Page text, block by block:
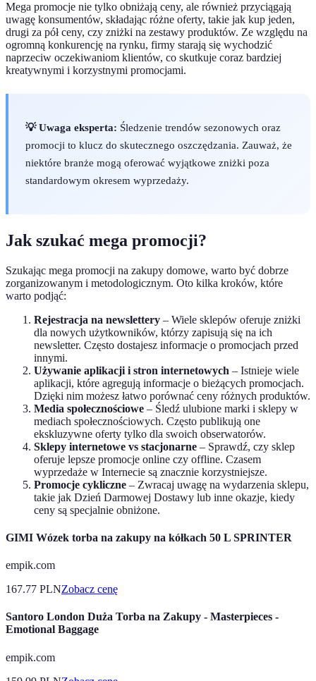
Mega promocje nie tylko obniżają ceny, ale również przyciągają
uwagę konsumentów, składając różne oferty, takie jak kup jeden,
drugi za pół ceny, czy zniżki na zestawy produktów. Ze względu na
ogromną konkurencję na rynku, firmy starają się wychodzić
naprzeciw oczekiwaniom klientów, co skutkuje coraz bardziej
kreatywnymi i korzystnymi promocjami.
💡 Uwaga eksperta: Śledzenie trendów sezonowych oraz
promocji to klucz do skutecznego oszczędzania. Zauważ, że
niektóre branże mogą oferować wyjątkowe zniżki poza
standardowym okresem wyprzedaży.
Jak szukać mega promocji?
Szukając mega promocji na zakupy domowe, warto być dobrze
zorganizowanym i metodologicznym. Oto kilka kroków, które
warto podjąć:
Rejestracja na newslettery – Wiele sklepów oferuje zniżki
dla nowych użytkowników, którzy zapisują się na ich
newsletter. Często dostajesz informacje o promocjach przed
innymi.
Używanie aplikacji i stron internetowych – Istnieje wiele
aplikacji, które agregują informacje o bieżących promocjach.
Dzięki nim możesz łatwo porównać ceny różnych produktów.
Media społecznościowe – Śledź ulubione marki i sklepy w
mediach społecznościowych. Często publikują one
ekskluzywne oferty tylko dla swoich obserwatorów.
Sklepy internetowe vs stacjonarne – Sprawdź, czy sklep
oferuje lepsze promocje online czy offline. Czasem
wyprzedaże w Internecie są znacznie korzystniejsze.
Promocje cykliczne – Zwracaj uwagę na wydarzenia sklepu,
takie jak Dzień Darmowej Dostawy lub inne okazje, kiedy
ceny są specjalnie obniżone.
GIMI Wózek torba na zakupy na kółkach 50 L SPRINTER
empik.com
167.77 PLNZobacz cenę
Santoro London Duża Torba na Zakupy - Masterpieces -
Emotional Baggage
empik.com